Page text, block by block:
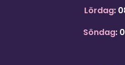
Lördag:
Söndag: